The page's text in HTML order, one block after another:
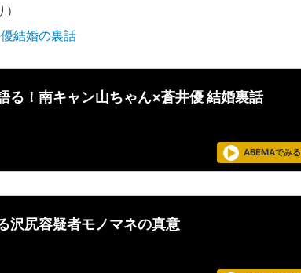
結婚の裏話
る！南キャン山ちゃん×蒼井優 結婚裏話
ABEMAでみる
沢尻容疑者モノマネの真意